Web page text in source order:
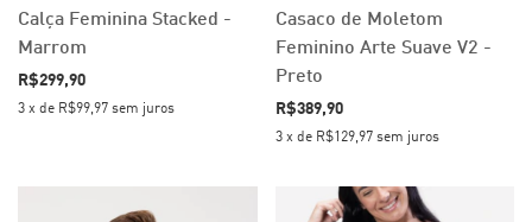
Calça Feminina Stacked -
Marrom
R$299,90
3 x de R$99,97 sem juros
Casaco de Moletom
Feminino Arte Suave V2 -
Preto
R$389,90
3 x de R$129,97 sem juros